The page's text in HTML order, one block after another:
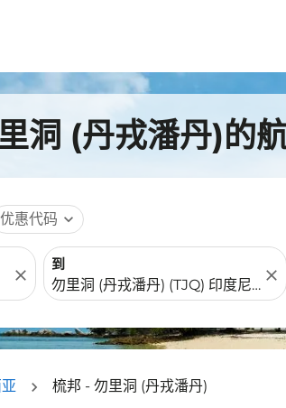
洞 (丹戎潘丹)的
优惠代码 expand_more
close
到
close
梳邦 - 勿里洞 (丹戎潘丹)